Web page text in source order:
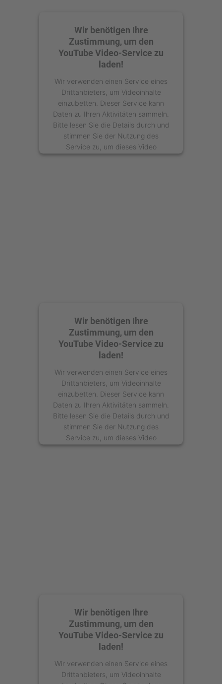
Wir benötigen Ihre
Zustimmung, um den
YouTube Video-Service zu
laden!
Wir verwenden einen Service eines
Drittanbieters, um Videoinhalte
einzubetten. Dieser Service kann
Daten zu Ihren Aktivitäten sammeln.
Bitte lesen Sie die Details durch und
stimmen Sie der Nutzung des
Service zu, um dieses Video
anzusehen.
Wir benötigen Ihre
Zustimmung, um den
YouTube Video-Service zu
laden!
Wir verwenden einen Service eines
Drittanbieters, um Videoinhalte
einzubetten. Dieser Service kann
Daten zu Ihren Aktivitäten sammeln.
Bitte lesen Sie die Details durch und
stimmen Sie der Nutzung des
Service zu, um dieses Video
anzusehen.
Wir benötigen Ihre
Zustimmung, um den
YouTube Video-Service zu
laden!
Wir verwenden einen Service eines
Drittanbieters, um Videoinhalte